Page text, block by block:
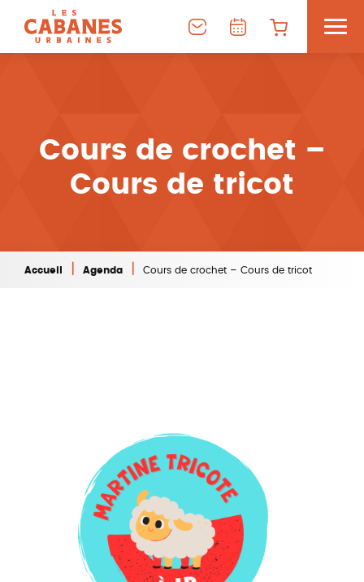
Cours de crochet –
Cours de tricot
Accueil Agenda Cours de crochet – Cours de tricot